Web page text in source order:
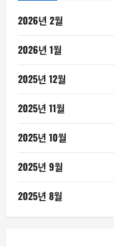
2026년 2월
2026년 1월
2025년 12월
2025년 11월
2025년 10월
2025년 9월
2025년 8월